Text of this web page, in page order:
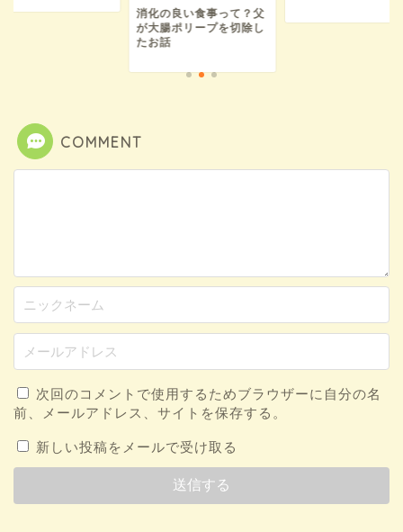
消化の良い食事って？父
が大腸ポリープを切除し
たお話
COMMENT
次回のコメントで使用するためブラウザーに自分の名
前、メールアドレス、サイトを保存する。
新しい投稿をメールで受け取る